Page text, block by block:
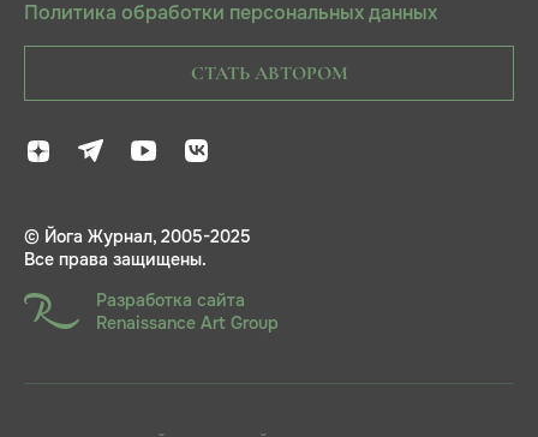
Политика обработки персональных данных
СТАТЬ АВТОРОМ
© Йога Журнал, 2005-2025
Все права защищены.
Разработка сайта
Renaissance Art Group